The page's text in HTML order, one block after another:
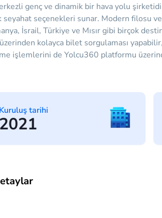
genç ve dinamik bir hava yolu
seyahat seçenekleri sunar. Modern filosu
İsrail, Türkiye ve Mısır gibi birçok
kolayca bilet sorgulaması
işlemlerini de Yolcu360 platformu
Kuruluş tarihi
2021